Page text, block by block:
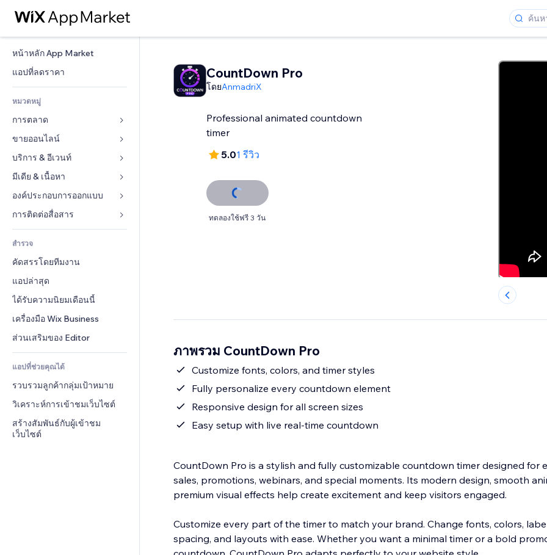
หน้าหลัก App Market
แอปที่ลดราคา
หมวดหมู่
การตลาด
โฆษณา
โทรศัพท์มือถือ
บทวิเคราะห์
โซเชียล
ทำอันดับเว็บไซต์
อีเมล
ขายออนไลน์
แอปสำหรับร้านค้า
การจัดส่ง & ส่งมอบสินค้า
ปุ่มการจำหน่าย
คอร์สออนไลน์
บัญชี
คูปอง & ความภักดีในแบรนด์
โซลูชันคลังสินค้า
การดรอปชิป
(Crowdfunding)
อาหาร & เครื่องดื่ม
บริการ & อีเวนท์
โรงแรม
อีเวนท์
ร้านอาหาร
อสังหาริมทรัพย์
การจอง
มีเดีย & เนื้อหา
แกลเลอรี
เพลง
พอดแคสต์
การถ่ายภาพ
วิดีโอ
PDF
การแชร์ไฟล์
ข่าว
องค์ประกอบการออกแบบ
แผนที่  & การนำทาง
ส่วนบุคคล & ความปลอดภัย
นาฬิกา
เทมเพลตเพจ
เอฟเฟกต์รูปภาพ
ปุ่ม & เมนู
แบนเนอร์ & สัญลักษณ์
เครื่องคำนวน
ค้นหา
อากาศ
แผนภูมิ & ตาราง
แบบฟอร์ม
แบบสำรวจ
แชต
หมายเหตุ
โทรศัพท์
ชุมชน
รีวิว & การรับรอง
CRM
สำรวจ
คัดสรรโดยทีมงาน
แอปล่าสุด
ได้รับความนิยมเดือนนี้
เครื่องมือ Wix Business
ส่วนเสริมของ Editor
แอปที่ช่วยคุณได้
รวบรวมลูกค้ากลุ่มเป้าหมาย
วิเคราะห์การเข้าชมเว็บไซต์
สร้างสัมพันธ์กับผู้เข้าชม
เว็บไซต์
CountDown Pro
โดยAnmadriX
Professional animated countdown
timer
5.01 รีวิว
ทดลองใช้ฟรี 3 วัน
ภาพรวม CountDown Pro
Customize fonts, colors, and timer styles
Fully personalize every countdown element
Responsive design for all screen sizes
Easy setup with live real-time countdown
CountDown Pro is a stylish and fully customizable countdown timer designed for
sales, promotions, webinars, and special moments. Its modern design, smooth
premium visual effects help create excitement and keep visitors engaged.
Customize every part of the timer to match your brand. Change fonts, colors,
spacing, and layouts with ease. Whether you want a minimal timer or a bold